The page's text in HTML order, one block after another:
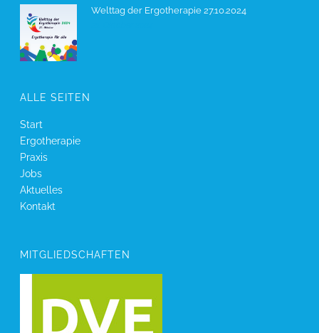
Welttag der Ergotherapie 27.10.2024
ALLE SEITEN
Start
Ergotherapie
Praxis
Jobs
Aktuelles
Kontakt
MITGLIEDSCHAFTEN